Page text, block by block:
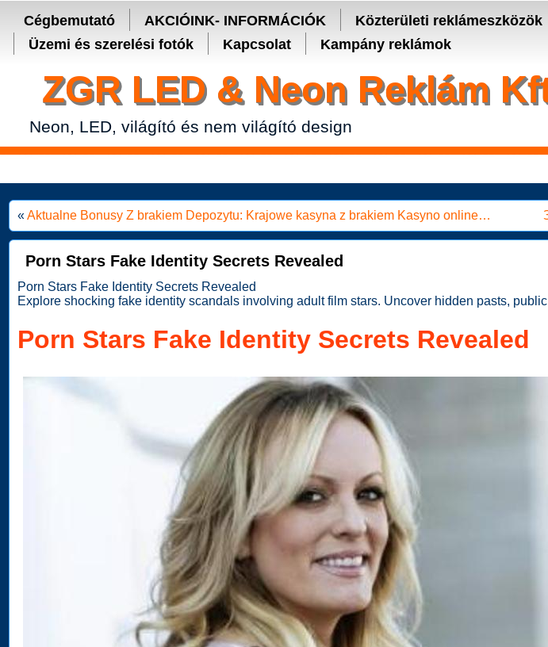
Secure crypto portfolio manager for desktop and mobile - Ledger Live - manage keys and track assets with
Cégbemutató AKCIÓINK- INFORMÁCIÓK Közterületi reklámeszközök
Üzemi és szerelési fotók
Kapcsolat Kampány reklámok
ZGR LED & Neon Reklám
Neon, LED, világító és nem világító design
«Aktualne Bonusy Z brakiem Depozytu: Krajowe kasyna z brakiem Kasyno online…
Porn Stars Fake Identity Secrets Revealed
Porn Stars Fake Identity Secrets Revealed
Explore shocking fake identity scandals involving adult film stars. Uncover hidden pasts,
Porn Stars Fake Identity Secrets Revealed